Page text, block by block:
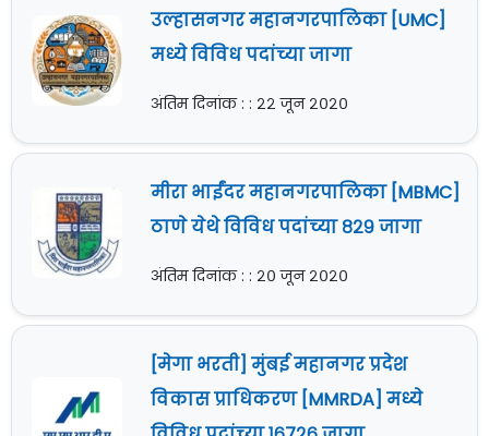
उल्हासनगर महानगरपालिका [UMC]
मध्ये विविध पदांच्या जागा
अंतिम दिनांक : : २२ जून २०२०
मीरा भाईंदर महानगरपालिका [MBMC]
ठाणे येथे विविध पदांच्या ८२९ जागा
अंतिम दिनांक : : २० जून २०२०
[मेगा भरती] मुंबई महानगर प्रदेश
विकास प्राधिकरण [MMRDA] मध्ये